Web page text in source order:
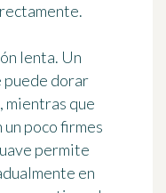
lenta. Un
puede dorar
mientras que
un poco firmes
permite
en